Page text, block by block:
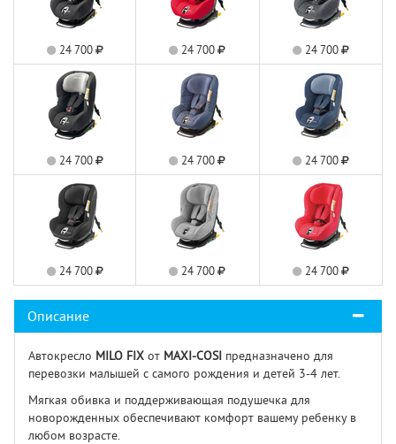
24 700 24 700 24 700
24 700 24 700 24 700
24 700 24 700 24 700
Описание
Автокресло MILO FIX от MAXI-COSI предназначено для
перевозки малышей с самого рождения и детей 3-4 лет.
Мягкая обивка и поддерживающая подушечка для
новорожденных обеспечивают комфорт вашему ребенку в
любом возрасте.